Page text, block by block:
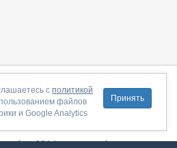
|Партнёрская программа
|Политика конфиденциальности
Правила пользования
2014, свежее обновление от
Принять
с политикой
файлов
и Google Analytics